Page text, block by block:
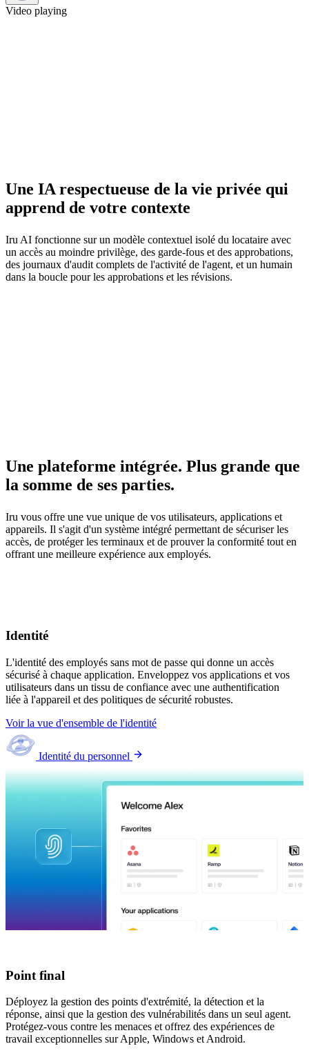
Video playing
Une IA respectueuse de la vie privée qui
apprend de votre contexte
Iru AI fonctionne sur un modèle contextuel isolé du locataire avec
un accès au moindre privilège, des garde-fous et des approbations,
des journaux d'audit complets de l'activité de l'agent, et un humain
dans la boucle pour les approbations et les révisions.
Une plateforme intégrée. Plus grande que
la somme de ses parties.
Iru vous offre une vue unique de vos utilisateurs, applications et
appareils. Il s'agit d'un système intégré permettant de sécuriser les
accès, de protéger les terminaux et de prouver la conformité tout en
offrant une meilleure expérience aux employés.
Identité
L'identité des employés sans mot de passe qui donne un accès
sécurisé à chaque application. Enveloppez vos applications et vos
utilisateurs dans un tissu de confiance avec une authentification
liée à l'appareil et des politiques de sécurité robustes.
Voir la vue d'ensemble de l'identité
Identité du personnel
Point final
Déployez la gestion des points d'extrémité, la détection et la
réponse, ainsi que la gestion des vulnérabilités dans un seul agent.
Protégez-vous contre les menaces et offrez des expériences de
travail exceptionnelles sur Apple, Windows et Android.